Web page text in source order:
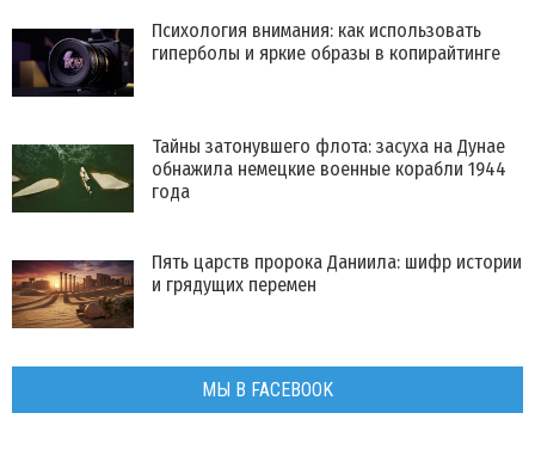
Психология внимания: как использовать
гиперболы и яркие образы в копирайтинге
Тайны затонувшего флота: засуха на Дунае
обнажила немецкие военные корабли 1944
года
Пять царств пророка Даниила: шифр истории
и грядущих перемен
МЫ В FACEBOOK